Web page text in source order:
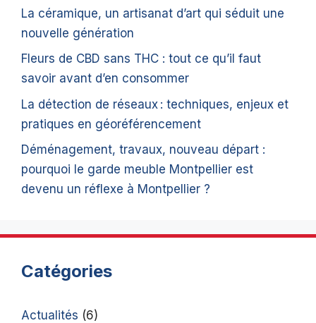
La céramique, un artisanat d’art qui séduit une
nouvelle génération
Fleurs de CBD sans THC : tout ce qu’il faut
savoir avant d’en consommer
La détection de réseaux : techniques, enjeux et
pratiques en géoréférencement
Déménagement, travaux, nouveau départ :
pourquoi le garde meuble Montpellier est
devenu un réflexe à Montpellier ?
Catégories
Actualités (6)